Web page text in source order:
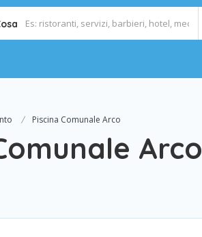
Piscina Comunale Arco
Arco